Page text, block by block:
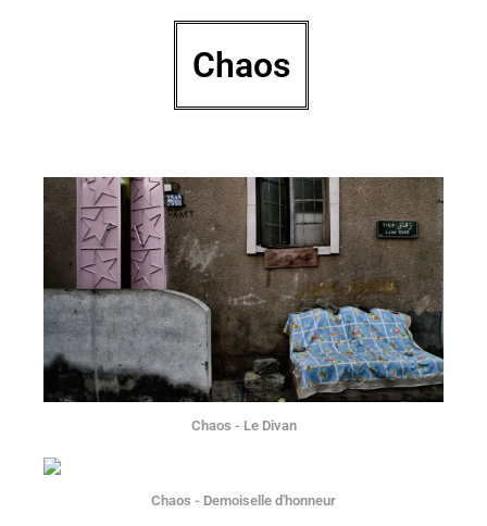
Wall Street
Chaos - Le Divan
Chaos - Demoiselle d'honneur